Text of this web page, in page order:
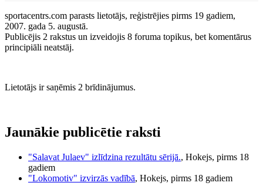
sportacentrs.com parasts lietotājs, reģistrējies pirms 19 gadiem,
2007. gada 5. augustā.
Publicējis 2 rakstus un izveidojis 8 foruma topikus, bet komentārus
principiāli neatstāj.
Lietotājs ir saņēmis 2 brīdinājumus.
Jaunākie publicētie raksti
"Salavat Julaev" izlīdzina rezultātu sērijā., Hokejs, pirms 18
gadiem
"Lokomotiv" izvirzās vadībā, Hokejs, pirms 18 gadiem